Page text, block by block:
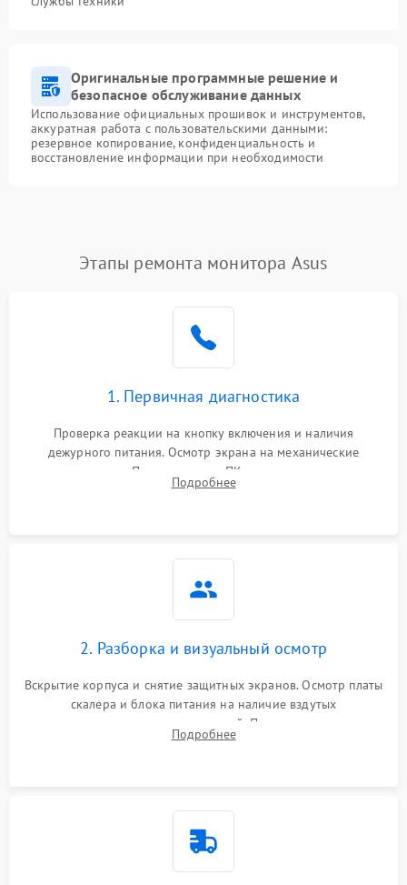
Оригинальные программные решение и
безопасное обслуживание данных
Использование официальных прошивок и инструментов,
аккуратная работа с пользовательскими данными:
резервное копирование, конфиденциальность и
восстановление информации при необходимости
Этапы ремонта монитора Asus
1. Первичная диагностика
Проверка реакции на кнопку включения и наличия
дежурного питания. Осмотр экрана на механические
повреждения. Подключение к ПК для оценки вывода
изображения, работы подсветки и выявления артефактов на
Подробнее
2. Разборка и визуальный осмотр
Вскрытие корпуса и снятие защитных экранов. Осмотр платы
скалера и блока питания на наличие вздутых
конденсаторов, прогаров, окислений. Проверка надежности
контактов и целостности шлейфов матрицы.
Подробнее